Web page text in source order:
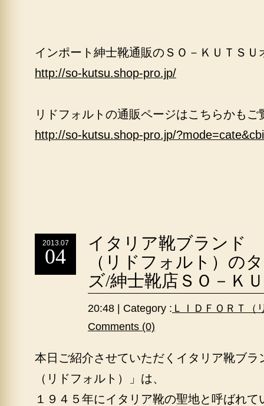
インポート紳士靴通販のＳＯ－ＫＵＴＳＵ
http://so-kutsu.shop-pro.jp/
リドフォルトの通販ページはこちらかもご
http://so-kutsu.shop-pro.jp/
2013.07
04
イタリア靴ブランド
（リドフォルト）の
ズ/紳士靴店ＳＯ－Ｋ
20:48 | Category : ＬＩＤＦＯＲＴ（
Comments (0)
本日ご紹介させていただくイタリア靴ブラ
（リドフォルト）」は、
１９４５年にイタリア靴の聖地と呼ばれ